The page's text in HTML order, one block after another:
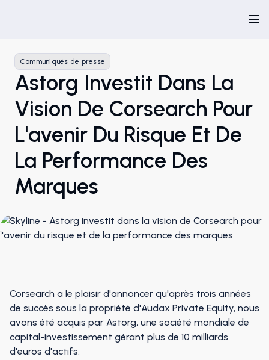
Communiqués de presse
Astorg Investit Dans La
Vision De Corsearch Pour
L'avenir Du Risque Et De
La Performance Des
Marques
Corsearch a le plaisir d'annoncer qu'après trois années
de succès sous la propriété d'Audax Private Equity, nous
avons été acquis par Astorg, une société mondiale de
capital-investissement gérant plus de 10 milliards
d'euros d'actifs.